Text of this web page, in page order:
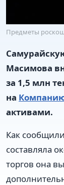
Предметы
Масимова
за 1,5 млн
на
активами.
Как
составляла
торгов она